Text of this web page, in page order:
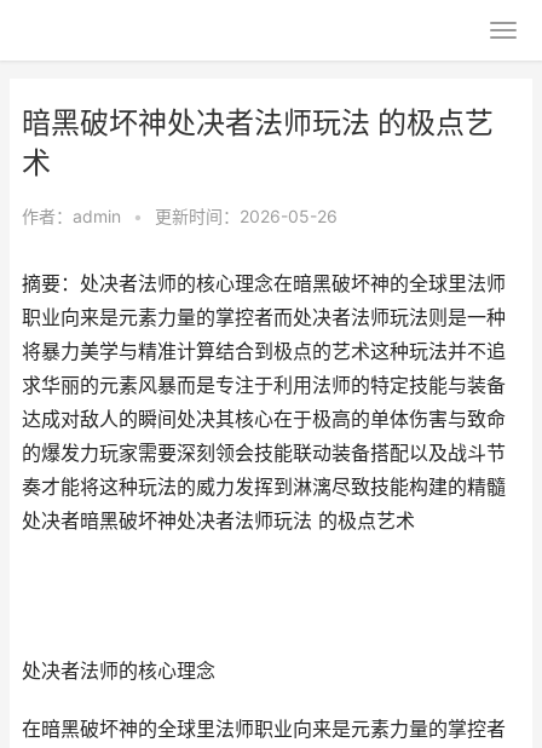
暗黑破坏神处决者法师玩法 的极点艺
术
作者： admin • 更新时间：2026-05-26
摘要：处决者法师的核心理念在暗黑破坏神的全球里法师
职业向来是元素力量的掌控者而处决者法师玩法则是一种
将暴力美学与精准计算结合到极点的艺术这种玩法并不追
求华丽的元素风暴而是专注于利用法师的特定技能与装备
达成对敌人的瞬间处决其核心在于极高的单体伤害与致命
的爆发力玩家需要深刻领会技能联动装备搭配以及战斗节
奏才能将这种玩法的威力发挥到淋漓尽致技能构建的精髓
处决者暗黑破坏神处决者法师玩法 的极点艺术
处决者法师的核心理念
在暗黑破坏神的全球里法师职业向来是元素力量的掌控者